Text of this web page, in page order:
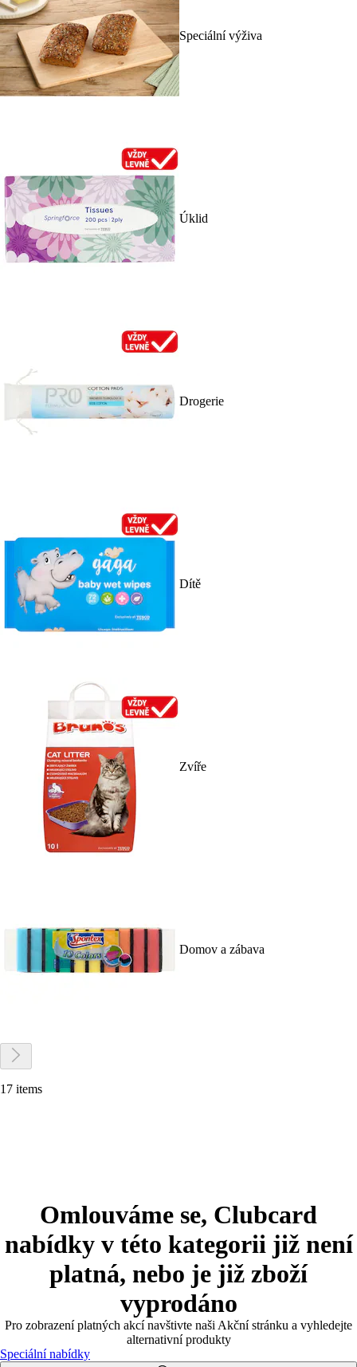
Speciální výživa
Úklid
Drogerie
Dítě
Zvíře
Domov a zábava
17 items
Omlouváme se, Clubcard
nabídky v této kategorii již není
platná, nebo je již zboží
vyprodáno
Pro zobrazení platných akcí navštivte naši Akční stránku a vyhledejte
alternativní produkty
Speciální nabídky